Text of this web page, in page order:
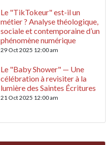
Le "TikTokeur" est-il un
métier ? Analyse théologique,
sociale et contemporaine d’un
phénomène numérique
29 Oct 2025 12:00 am
Le "Baby Shower" — Une
célébration à revisiter à la
lumière des Saintes Écritures
21 Oct 2025 12:00 am